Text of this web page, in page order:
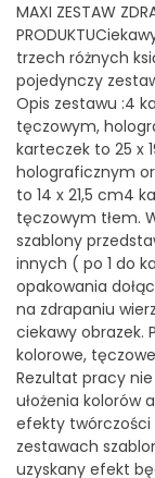
MAXI ZESTAW
trzech różnych
pojedynczy
Opis zestawu :4
tęczowym,
karteczek to 25 x
holograficznym
to 14 x 21,5 cm4
tęczowym tłem.
szablony
innych ( po 1 do
opakowania
na zdrapaniu
ciekawy obrazek.
kolorowe,
Rezultat pracy
ułożenia kolorów
efekty twórczości
zestawach
uzyskany efekt